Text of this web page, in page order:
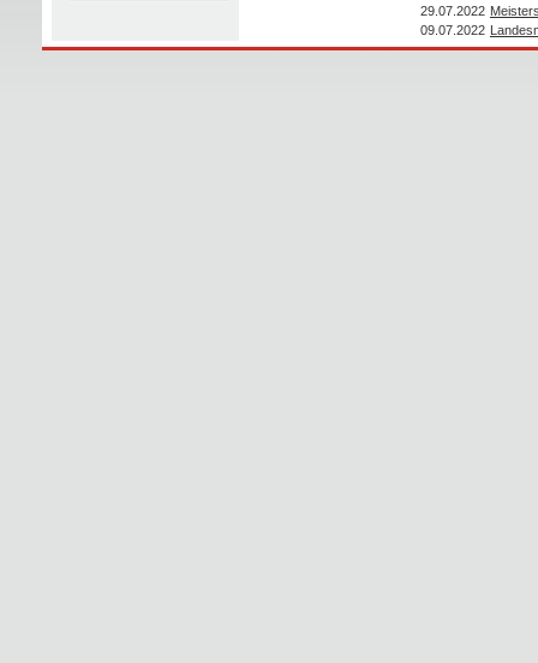
29.07.2022
09.07.2022